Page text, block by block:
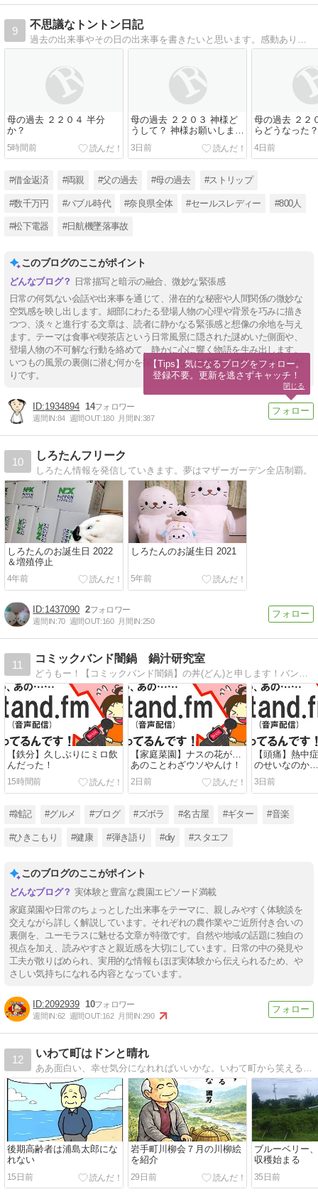
9
不思議なトントン日記
母の過去 ２２０４ 半分
か？
5時間前
母の過去 ２２０３ 神様ど
うして？ 神様お願いしま
す。
3日前
母の過去 ２２
らどうなった？
4日前
#借金返済 #両親 #父の過去 #母の過去 #ストリップ
#数千万円 #バブル時代 #奈良県全体 #セールスレディー #800人
#松下電器 #日航機墜落事故
このブログのここがポイント
日常描写と暗示の融合、微妙な緊張感
日常の何気ない会話や出来事を通じて、潜在的な秘密や人間関係の微妙な
空気感を映し出します。細部にわたる登場人物の心理や背景を巧みに描き
つつ、淡々と進行する文章は、読者に静かなる緊張感と想像の余地を与え
ます。テーマは食事や喫茶店という日常風景に隠された謎めいた側面や、
登場人物の不可解な行動を絡めて、静かに心に響く物語を生み出します。
いつもの風景の裏側に潜む何かを探るような、観察眼と感性が光る仕上が
りです。
1934894 14
週間IN:84 週間OUT:180 月間IN:387
10
しろたんフリーク
しろたん情報を発信していきます。夢はマザーガーデン全店制覇。
しろたんのお誕生日 2022
＆増殖停止
4年前
しろたんのお誕生日 2021
5年前
1437090 2
週間IN:70 週間OUT:160 月間IN:250
11
コミックバンド闇鍋 鍋汁研究室
【鉄分】久しぶりにミロ飲
んだった！
15時間前
【家庭菜園】ナスの花が…
あのことわざウソやんけ！
2日前
【頭痛】熱中
のせいなのか
3日前
#雑記 #グルメ #ブログ #ズボラ #名古屋 #ギター #音楽
#ひきこもり #健康 #弾き語り #diy #スタエフ
このブログのここがポイント
実体験と豊富な農園エピソード満載
家庭菜園や日常のちょっとした出来事をテーマに、親しみやすく体験談を
交えながら詳しく解説しています。それぞれの農作業やご近所付き合いの
裏側を、ユーモラスに魅せる文章が特徴です。自然や地域の話題に独自の
視点を加え、読みやすさと親近感を大切にしています。日常の中の発見や
工夫が散りばめられ、実用的な情報もほぼ実体験から伝えられるため、や
さしい気持ちになれる内容となっています。
2092939 10
週間IN:62 週間OUT:162 月間IN:290
12
いわて町はドンと晴れ
ああ面白い、幸せ気分になれればいいかな。いわて町から笑える話、悲しい話、怒る話を伝えます。
後期高齢者は浦島太郎にな
れない
15日前
岩手町川柳会７月の川柳絵
を紹介
29日前
ブルーベリー
収穫始まる
35日前
【Tips】気になるブログをフォロー。
登録不要。更新を逃さずキャッチ！
閉じる